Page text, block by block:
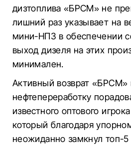
дизтоплива «БРСМ» не
лишний раз указывает на
мини-НПЗ в обеспечении
выход дизеля на этих
минимален.
Активный возврат «БРСМ»
нефтепереработку
известного оптового
который благодаря
неожиданно замкнул топ-